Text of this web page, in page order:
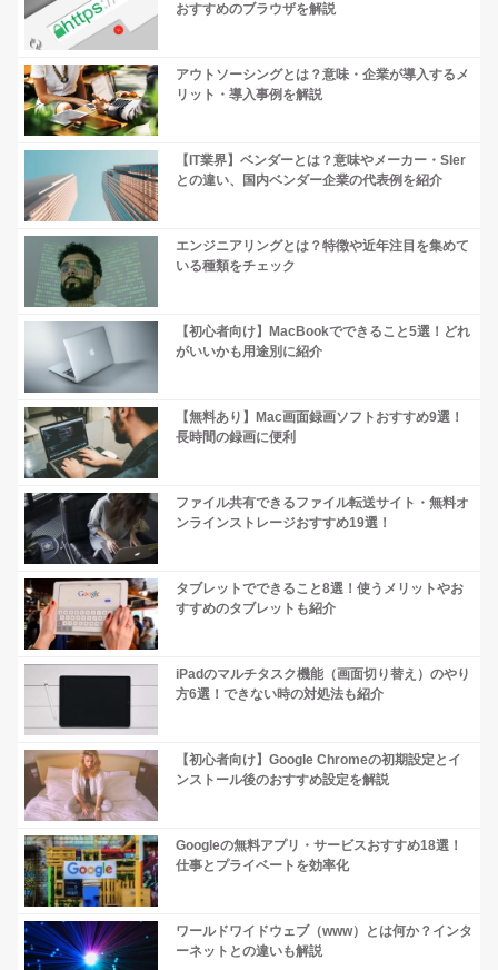
おすすめのブラウザを解説
アウトソーシングとは？意味・企業が導入するメ
リット・導入事例を解説
【IT業界】ベンダーとは？意味やメーカー・SIer
との違い、国内ベンダー企業の代表例を紹介
エンジニアリングとは？特徴や近年注目を集めて
いる種類をチェック
【初心者向け】MacBookでできること5選！どれ
がいいかも用途別に紹介
【無料あり】Mac画面録画ソフトおすすめ9選！
長時間の録画に便利
ファイル共有できるファイル転送サイト・無料オ
ンラインストレージおすすめ19選！
タブレットでできること8選！使うメリットやお
すすめのタブレットも紹介
iPadのマルチタスク機能（画面切り替え）のやり
方6選！できない時の対処法も紹介
【初心者向け】Google Chromeの初期設定とイ
ンストール後のおすすめ設定を解説
Googleの無料アプリ・サービスおすすめ18選！
仕事とプライベートを効率化
ワールドワイドウェブ（www）とは何か？インタ
ーネットとの違いも解説